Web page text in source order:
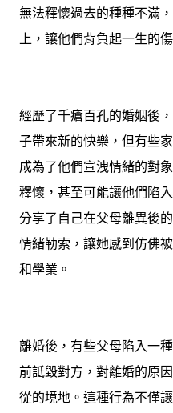
無法釋懷過去的種種不滿
上，讓他們背負起一生的
經歷了千瘡百孔的婚姻後
子帶來新的快樂，但有些
成為了他們宣洩情緒的對
釋懷，甚至可能讓他們陷
分享了自己在父母離異後
情緒勒索，讓她感到仿佛
和學業。
離婚後，有些父母陷入一
前詆毀對方，對離婚的原
從的境地。這種行為不僅